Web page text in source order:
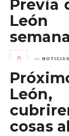
Previa
León
semana
en NOTICIAS
cosas